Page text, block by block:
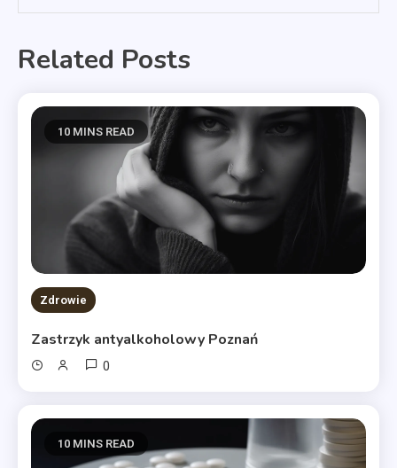
Related Posts
10 MINS READ
Zdrowie
Zastrzyk antyalkoholowy Poznań
0
10 MINS READ